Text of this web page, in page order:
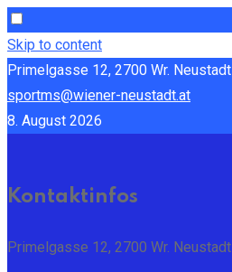
Skip to content
Primelgasse 12, 2700 Wr. Neustadt
sportms@wiener-neustadt.at
8. August 2026
Kontaktinfos
Primelgasse 12, 2700 Wr. Neustadt